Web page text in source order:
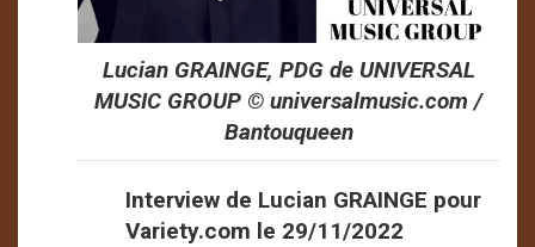
Lucian GRAINGE, PDG de UNIVERSAL
MUSIC GROUP ©️ universalmusic.com /
Bantouqueen
Interview de Lucian GRAINGE pour
Variety.com le 29/11/2022